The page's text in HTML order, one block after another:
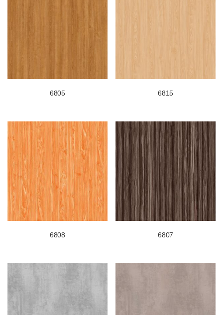
6805 6815
6808 6807